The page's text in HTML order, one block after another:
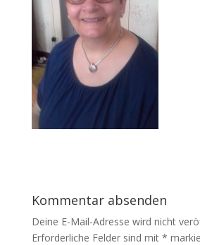
Kommentar absenden
Deine E-Mail-Adresse wird nicht
Erforderliche Felder sind mit *